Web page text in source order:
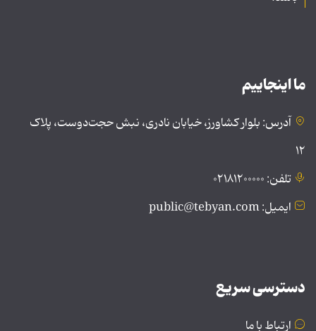
ما اینجاییم
آدرس: بلوار کشاورز، خیابان نادری، نبش حجت‌دوست، پلاک
۱۲
تلفن: ۰۲۱۸۱۲۰۰۰۰۰
ایمیل: public@tebyan.com
دسترسی سریع
ارتباط با ما